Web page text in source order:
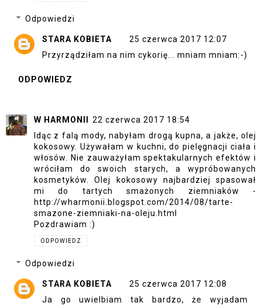
Odpowiedzi
STARA KOBIETA
25 czerwca 2017 12:07
Przyrządziłam na nim cykorię... mniam mniam:-)
ODPOWIEDZ
W HARMONII
22 czerwca 2017 18:54
Idąc z falą mody, nabyłam drogą kupna, a jakże, olej
kokosowy. Używałam w kuchni, do pielęgnacji ciała i
włosów. Nie zauważyłam spektakularnych efektów i
wróciłam do swoich starych, a wypróbowanych
kosmetyków. Olej kokosowy najbardziej spasował
mi do tartych smażonych ziemniaków -
http://wharmonii.blogspot.com/2014/08/tarte-
smazone-ziemniaki-na-oleju.html
Pozdrawiam :)
ODPOWIEDZ
Odpowiedzi
STARA KOBIETA
25 czerwca 2017 12:08
Ja go uwielbiam tak bardzo, że wyjadam